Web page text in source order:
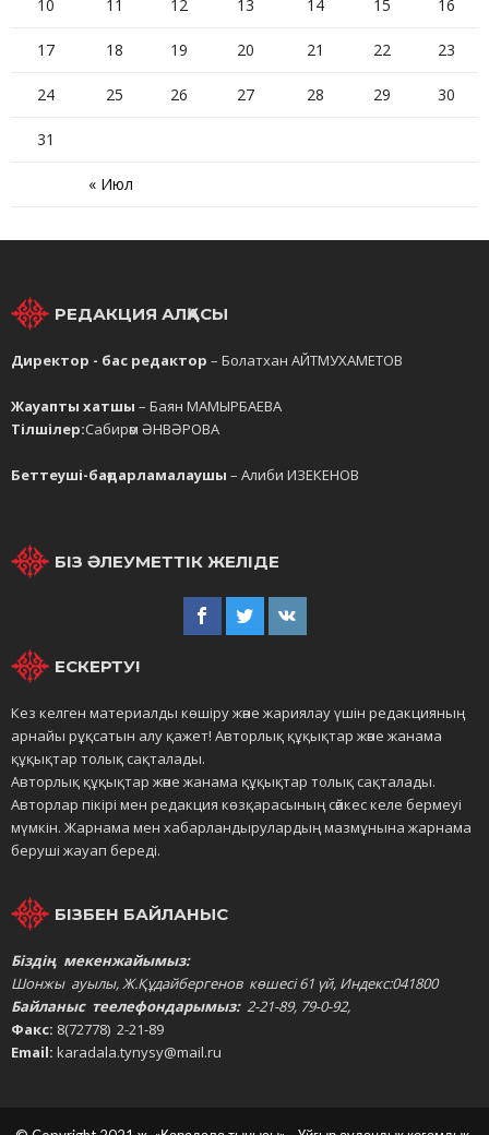
« Июл
10 11 12 13 14 15 16
17 18 19 20 21 22 23
24 25 26 27 28 29 30
31
РЕДАКЦИЯ АЛҚАСЫ
Директор - бас редактор – Болатхан АЙТМУХАМЕТОВ
Жауапты хатшы – Баян МАМЫРБАЕВА
Тілшілер:Сабирәм ӘНВӘРОВА
Беттеуші-бағдарламалаушы – Алиби ИЗЕКЕНОВ
БІЗ ӘЛЕУМЕТТІК ЖЕЛІДЕ
ЕСКЕРТУ!
Кез келген материалды көшіру және жариялау үшін редакцияның
арнайы рұқсатын алу қажет! Авторлық құқықтар және жанама
құқықтар толық сақталады.
Авторлық құқықтар және жанама құқықтар толық сақталады.
Авторлар пікірі мен редакция көзқарасының сәйкес келе бермеуі
мүмкін. Жарнама мен хабарландырулардың мазмұнына жарнама
беруші жауап береді.
БІЗБЕН БАЙЛАНЫС
Біздің мекенжайымыз:
Шонжы ауылы, Ж.Құдайбергенов көшесі 61 үй, Индекс:041800
Байланыс теелефондарымыз: 2-21-89, 79-0-92,
Факс: 8(72778) 2-21-89
Email: karadala.tynysy@mail.ru